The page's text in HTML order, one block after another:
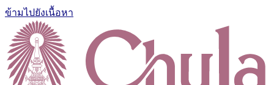
ข้ามไปยังเนื้อหา